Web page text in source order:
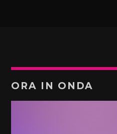
ORA IN ONDA